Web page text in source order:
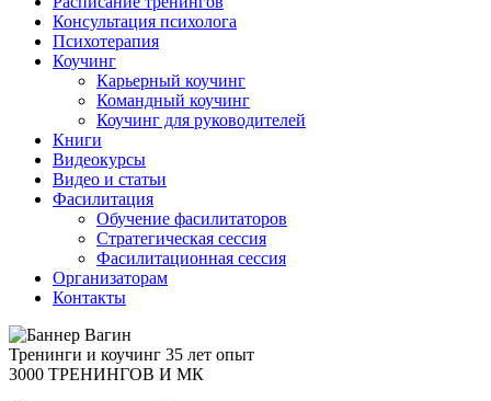
Консультация психолога
Психотерапия
Коучинг
Карьерный коучинг
Командный коучинг
Коучинг для руководителей
Книги
Видеокурсы
Видео и статьи
Фасилитация
Обучение фасилитаторов
Стратегическая сессия
Фасилитационная сессия
Организаторам
Контакты
Тренинги и коучинг 35 лет опыт
3000 ТРЕНИНГОВ И МК